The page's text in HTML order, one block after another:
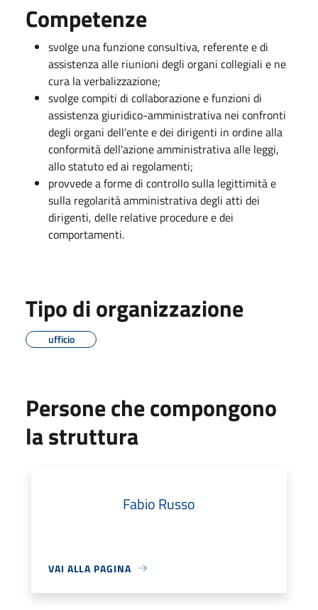
Competenze
svolge una funzione consultiva, referente e di
assistenza alle riunioni degli organi collegiali e ne
cura la verbalizzazione;
svolge compiti di collaborazione e funzioni di
assistenza giuridico-amministrativa nei confronti
degli organi dell'ente e dei dirigenti in ordine alla
conformità dell'azione amministrativa alle leggi,
allo statuto ed ai regolamenti;
provvede a forme di controllo sulla legittimità e
sulla regolarità amministrativa degli atti dei
dirigenti, delle relative procedure e dei
comportamenti.
Tipo di organizzazione
ufficio
Persone che compongono
la struttura
Fabio Russo
VAI ALLA PAGINA